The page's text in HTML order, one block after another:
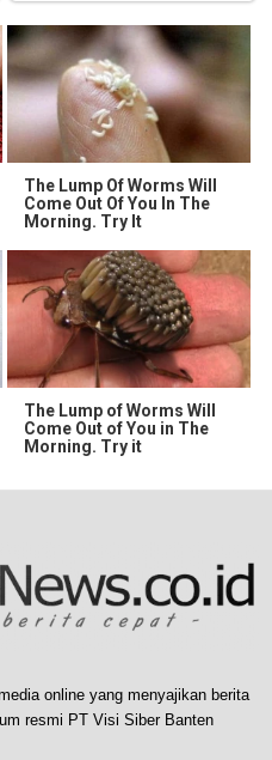
The Lump Of Worms Will
Come Out Of You In The
Morning. Try It
The Lump of Worms Will
Come Out of You in The
Morning. Try it
online yang menyajikan berita
resmi PT Visi Siber Banten